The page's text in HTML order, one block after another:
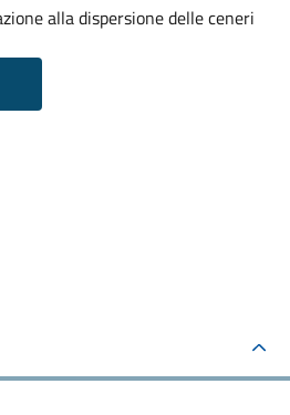
alla dispersione delle ceneri